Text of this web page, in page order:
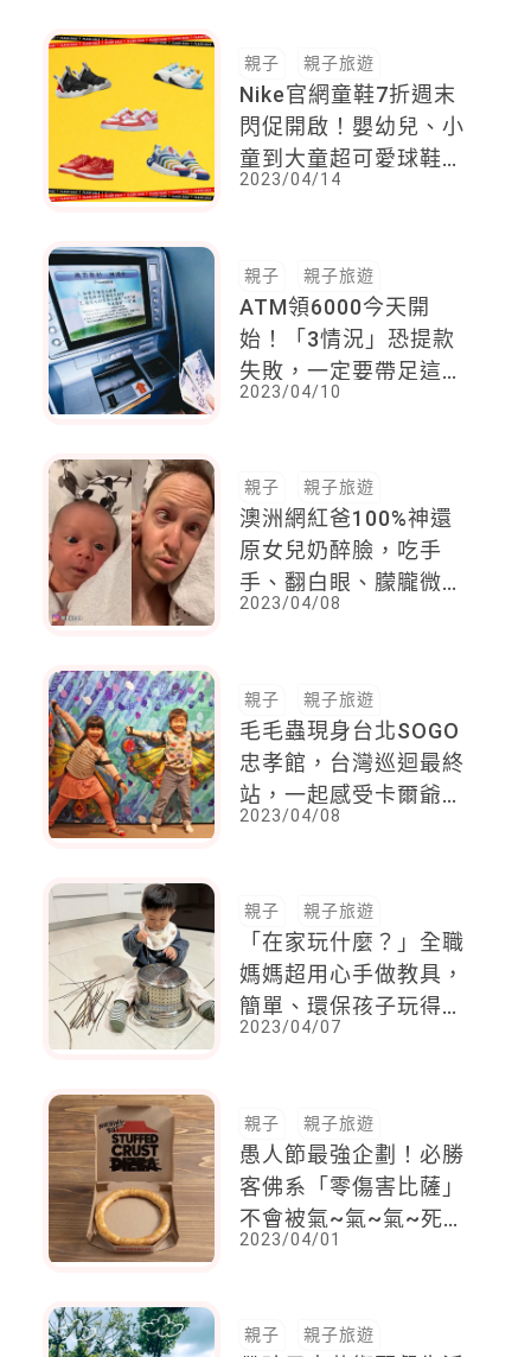
親子 親子旅遊
Nike官網童鞋7折週末
閃促開啟！嬰幼兒、小
童到大童超可愛球鞋一
篇看齊，輕鬆穿脫鞋款
2023/04/14
親子 親子旅遊
ATM領6000今天開
始！「3情況」恐提款
失敗，一定要帶足這些
物品
2023/04/10
親子 親子旅遊
澳洲網紅爸100%神還
原女兒奶醉臉，吃手
手、翻白眼、朦朧微笑
信手拈來媽媽也崩潰！
2023/04/08
親子 親子旅遊
毛毛蟲現身台北SOGO
忠孝館，台灣巡迴最終
站，一起感受卡爾爺爺
的創作魅力
2023/04/08
親子 親子旅遊
「在家玩什麼？」全職
媽媽超用心手做教具，
簡單、環保孩子玩得好
開心！
2023/04/07
親子 親子旅遊
愚人節最強企劃！必勝
客佛系「零傷害比薩」
不會被氣~氣~氣~死，
而是滿滿的起~起~起
2023/04/01
親子 親子旅遊